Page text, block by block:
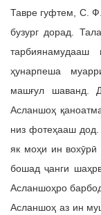
Тавре гуфтем, С.
бузург дорад.
ҳунарпеша
машғул шаванд.
Асланшоҳ
низ фотеҳааш
як моҳи ин вохӯрӣ
бошад ҷанги
Асланшоҳро
Асланшоҳ аз ин